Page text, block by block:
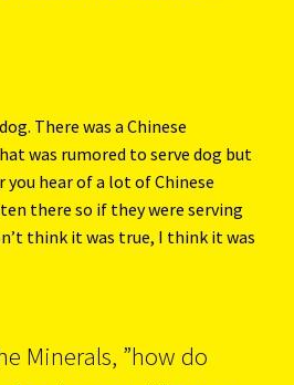
There was a Chinese
was rumored to serve dog but
hear of a lot of Chinese
there so if they were serving
think it was true, I think it was
Minerals, ”how do